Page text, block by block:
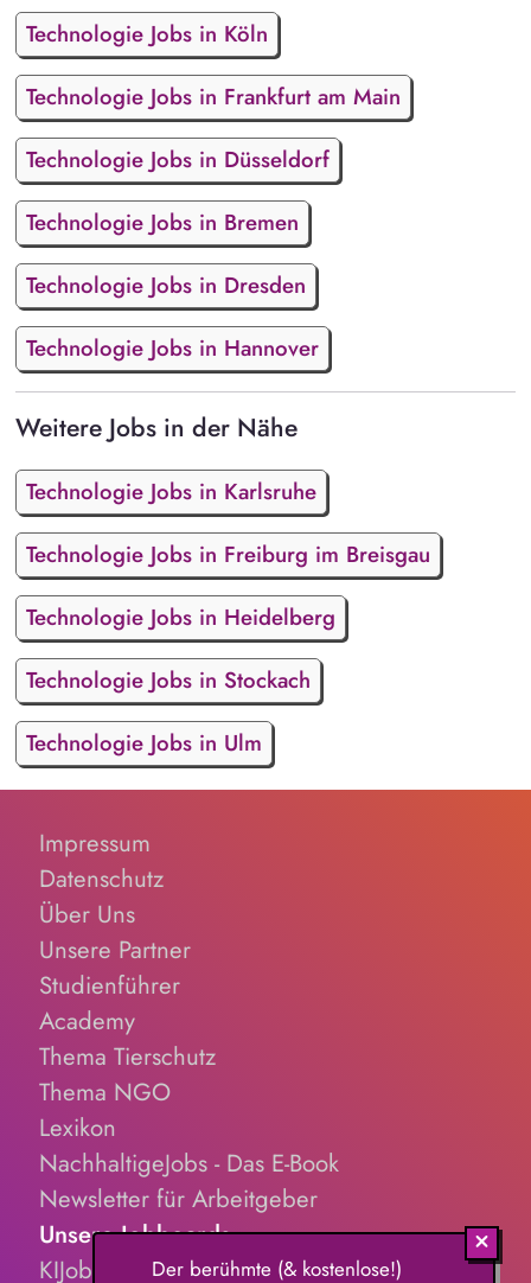
Technologie Jobs in Köln
Technologie Jobs in Frankfurt am Main
Technologie Jobs in Düsseldorf
Technologie Jobs in Bremen
Technologie Jobs in Dresden
Technologie Jobs in Hannover
Weitere Jobs in der Nähe
Technologie Jobs in Karlsruhe
Technologie Jobs in Freiburg im Breisgau
Technologie Jobs in Heidelberg
Technologie Jobs in Stockach
Technologie Jobs in Ulm
Impressum
Datenschutz
Über Uns
Unsere Partner
Studienführer
Academy
Thema Tierschutz
Thema NGO
Lexikon
NachhaltigeJobs - Das E-Book
Newsletter für Arbeitgeber
Unsere Jobboards
KIJobs.de
Der berühmte (& kostenlose!)